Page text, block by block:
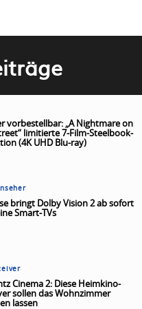
vorbestellbar: „A Nightmare on
limitierte 7-Film-Steelbook-
(4K UHD Blu-ray)
bringt Dolby Vision 2 ab sofort
Smart-TVs
Cinema 2: Diese Heimkino-
sollen das Wohnzimmer
lassen